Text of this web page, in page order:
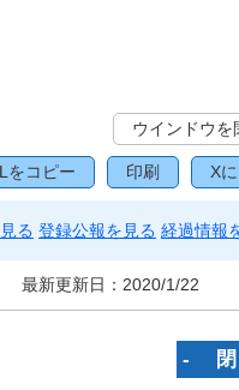
ウインドウを
をコピー 印刷 X
る 登録公報を見る 経過情報
最新更新日： 2020/1/22
‐